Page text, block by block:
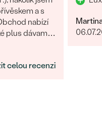
a s
nabízí
celou recenzi